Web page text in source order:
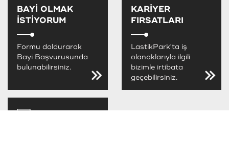
BAYİ OLMAK
İSTİYORUM
Formu doldurarak
Bayi Başvurusunda
bulunabilirsiniz.
KARİYER
FIRSATLARI
LastikPark'ta iş
olanaklarıyla ilgili
bizimle irtibata
geçebilirsiniz.